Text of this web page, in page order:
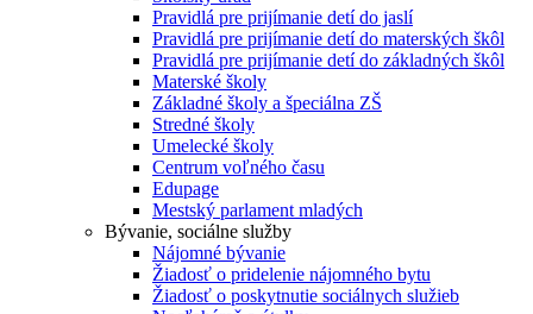
Pravidlá pre prijímanie detí do jaslí
Pravidlá pre prijímanie detí do materských škôl
Pravidlá pre prijímanie detí do základných škôl
Materské školy
Základné školy a špeciálna ZŠ
Stredné školy
Umelecké školy
Centrum voľného času
Edupage
Mestský parlament mladých
Bývanie, sociálne služby
Nájomné bývanie
Žiadosť o pridelenie nájomného bytu
Žiadosť o poskytnutie sociálnych služieb